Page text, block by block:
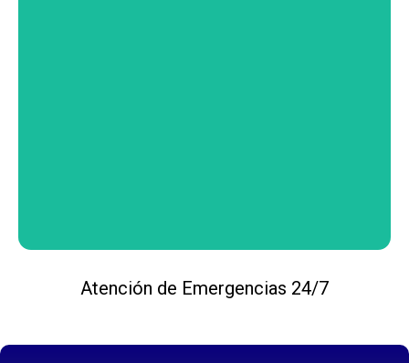
Atención de Emergencias 24/7